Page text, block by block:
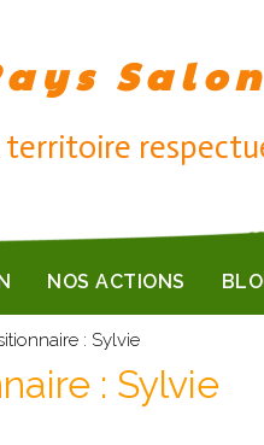
territoire
NOS ACTIONS
: Sylvie
: Sylvie